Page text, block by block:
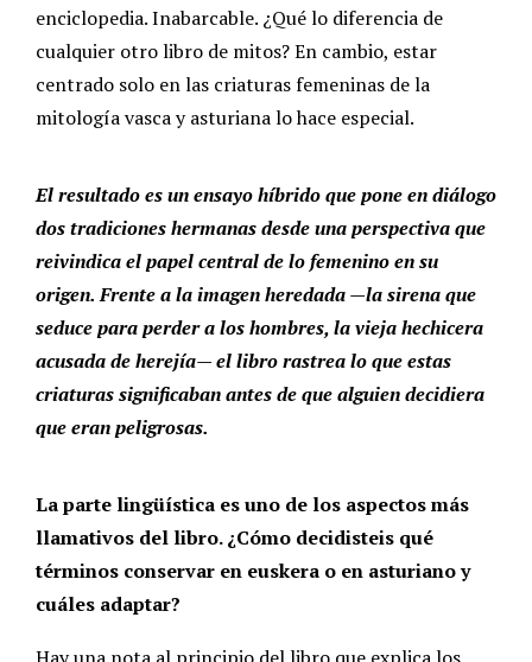
enciclopedia. Inabarcable. ¿Qué lo diferencia de
cualquier otro libro de mitos? En cambio, estar
centrado solo en las criaturas femeninas de la
mitología vasca y asturiana lo hace especial.
El resultado es un ensayo híbrido que pone en diálogo
dos tradiciones hermanas desde una perspectiva que
reivindica el papel central de lo femenino en su
origen. Frente a la imagen heredada —la sirena que
seduce para perder a los hombres, la vieja hechicera
acusada de herejía— el libro rastrea lo que estas
criaturas significaban antes de que alguien decidiera
que eran peligrosas.
La parte lingüística es uno de los aspectos más
llamativos del libro. ¿Cómo decidisteis qué
términos conservar en euskera o en asturiano y
cuáles adaptar?